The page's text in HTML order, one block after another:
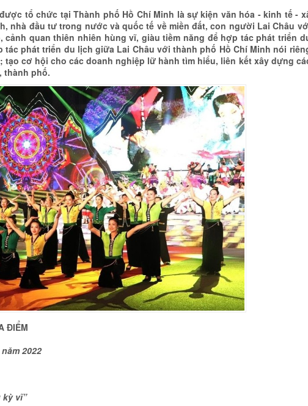
tổ chức tại Thành phố Hồ Chí Minh là sự kiện văn hóa - kinh tế -
nhà đầu tư trong nước và quốc tế về miền đất, con người Lai Châu
quan thiên nhiên hùng vĩ, giàu tiềm năng để hợp tác phát triển
phát triển du lịch giữa Lai Châu với thành phố Hồ Chí Minh nói
tạo cơ hội cho các doanh nghiệp lữ hành tìm hiểu, liên kết xây dựng
thành phố.
ĐIỂM
2022
kỳ vĩ”